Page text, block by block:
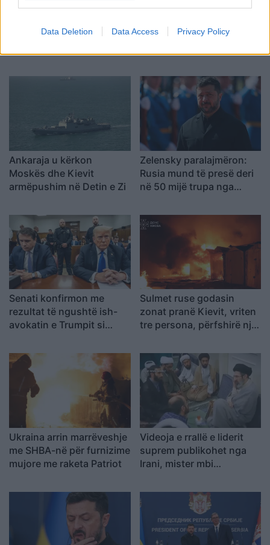
Data Deletion Data Access Privacy Policy
Ankaraja u kërkon
Moskës dhe Kievit
armëpushim në Detin e Zi
Zelensky paralajmëron:
Rusia mund të presë deri
në 50 mijë trupa nga
Senati konfirmon me
rezultat të ngushtë ish-
avokatin e Trumpit si
të SHBA-së
Sulmet ruse godasin
zonat pranë Kievit, vriten
tre persona, përfshirë një
Ukraina arrin marrëveshje
me SHBA-në për furnizime
mujore me raketa Patriot
Videoja e rrallë e liderit
suprem publikohet nga
Irani, mister mbi
Khameneit